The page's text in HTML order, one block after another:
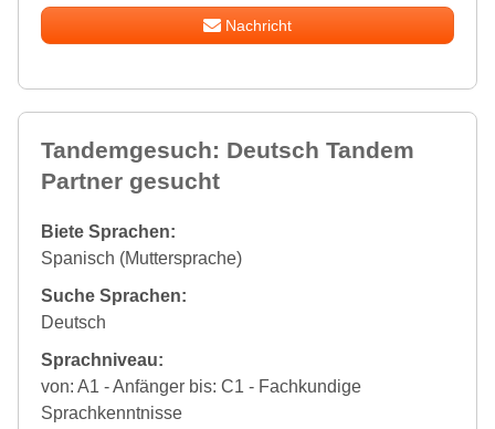
Nachricht
Tandemgesuch: Deutsch Tandem
Partner gesucht
Biete Sprachen:
Spanisch (Muttersprache)
Suche Sprachen:
Deutsch
Sprachniveau:
von: A1 - Anfänger bis: C1 - Fachkundige
Sprachkenntnisse